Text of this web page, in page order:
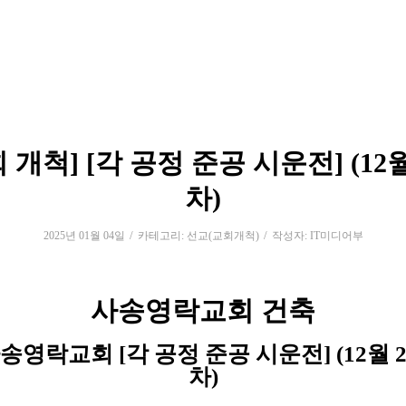
개척] [각 공정 준공 시운전] (12
차)
2025년 01월 04일 / 카테고리: 선교(교회개척) / 작성자: IT미디어부
사송영락교회 건축
영락교회 [각 공정 준공 시운전] (12월
차)